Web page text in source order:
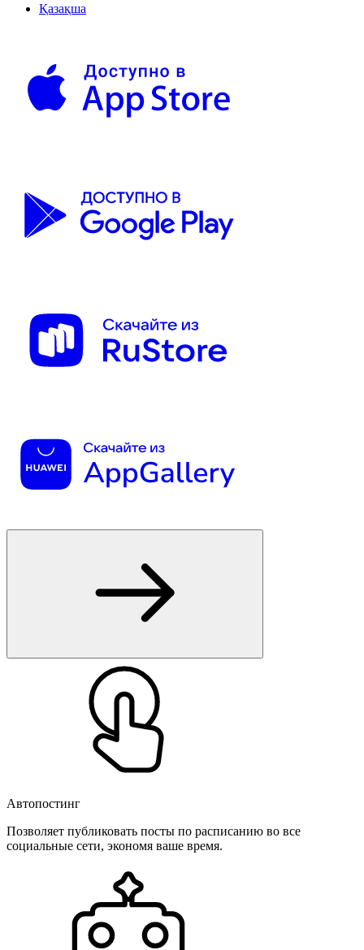
Қазақша
Автопостинг
Позволяет публиковать посты по расписанию во все
социальные сети, экономя ваше время.